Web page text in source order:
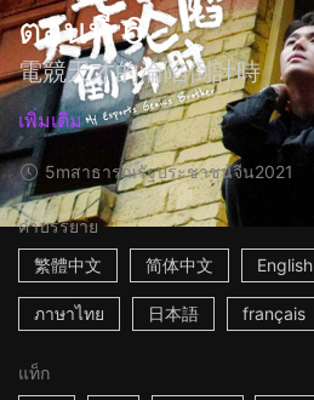
ตอนที่ 6
電競天才的淪陷倒計時
เพิ่มเติม
5mสาธารณรัฐประชาชนจีน2021
คำบรรยาย
繁體中文
简体中文 English
ภาษาไทย 日本語 français
แท็ก